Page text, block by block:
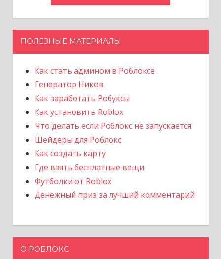
ПОЛЕЗНЫЕ МАТЕРИАЛЫ
Как стать админом в Роблоксе
Генератор Ников
Как заработать Робуксы
Как установить Roblox
Что делать если Роблокс не запускается
Шейдеры для Роблокс
Как создать карту
Где взять бесплатные вещи
Футболки от Roblox
Денежный приз за лучший комментарий
О РОБЛОКС